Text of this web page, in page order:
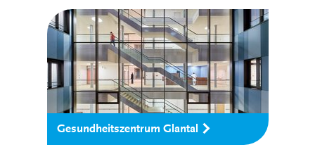
Gesundheitszentrum Glantal